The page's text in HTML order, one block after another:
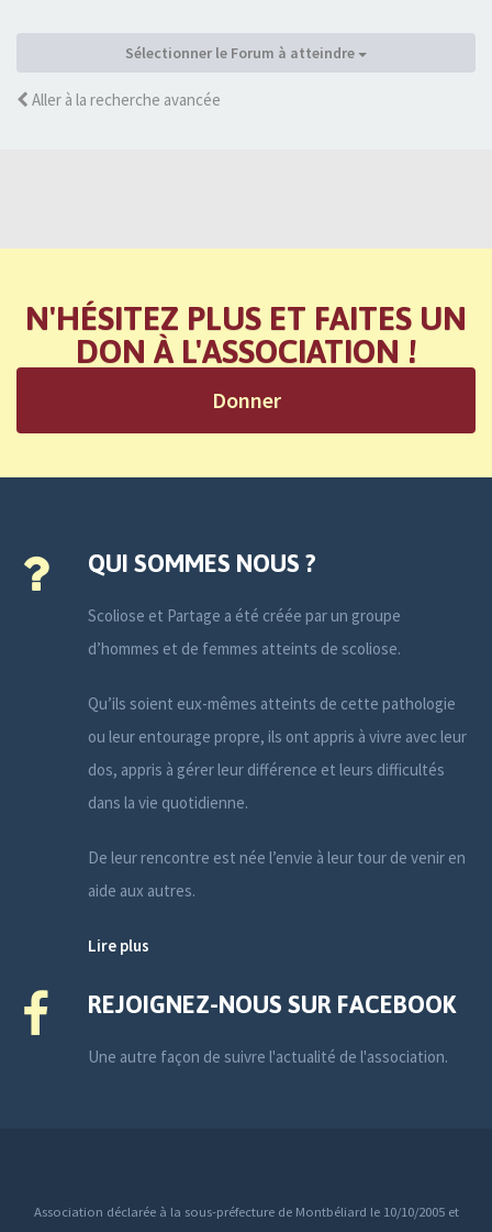
Sélectionner le Forum à atteindre
Aller à la recherche avancée
N'HÉSITEZ PLUS ET FAITES UN
DON À L'ASSOCIATION !
Donner
QUI SOMMES NOUS ?
Scoliose et Partage a été créée par un groupe
d’hommes et de femmes atteints de scoliose.
Qu’ils soient eux-mêmes atteints de cette pathologie
ou leur entourage propre, ils ont appris à vivre avec leur
dos, appris à gérer leur différence et leurs difficultés
dans la vie quotidienne.
De leur rencontre est née l’envie à leur tour de venir en
aide aux autres.
Lire plus
REJOIGNEZ-NOUS SUR FACEBOOK
Une autre façon de suivre l'actualité de l'association.
Association déclarée à la sous-préfecture de Montbéliard le 10/10/2005 et